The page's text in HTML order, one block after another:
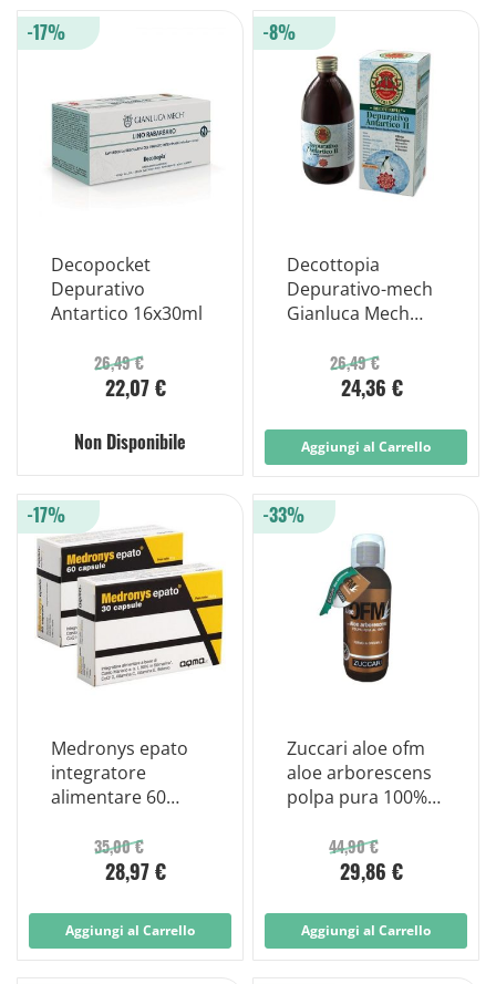
Decopocket
Depurativo
Antartico 16x30ml
26,49 €
22,07 €
-17%
Non Disponibile
Decottopia
Depurativo-mech
Gianluca Mech
26,49 €
24,36 €
-8%
Aggiungi al Carrello
Medronys epato
integratore
alimentare 60
35,00 €
28,97 €
-17%
Aggiungi al Carrello
Zuccari aloe ofm
aloe arborescens
polpa pura 100%
44,90 €
29,86 €
-33%
Aggiungi al Carrello